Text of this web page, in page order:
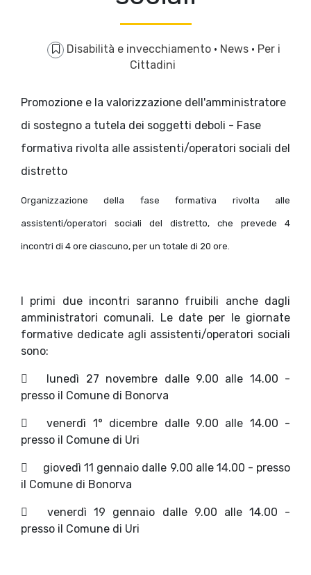
Disabilità e invecchiamento · News · Per i
Cittadini
Promozione e la valorizzazione dell'amministratore
di sostegno a tutela dei soggetti deboli - Fase
formativa rivolta alle assistenti/operatori sociali del
distretto
Organizzazione della fase formativa rivolta alle
assistenti/operatori sociali del distretto, che prevede 4
incontri di 4 ore ciascuno, per un totale di 20 ore.
I primi due incontri saranno fruibili anche dagli
amministratori comunali. Le date per le giornate
formative dedicate agli assistenti/operatori sociali
sono:

lunedì 27 novembre dalle 9.00 alle 14.00 -
presso il Comune di Bonorva

venerdì 1° dicembre dalle 9.00 alle 14.00 -
presso il Comune di Uri

giovedì 11 gennaio dalle 9.00 alle 14.00 - presso
il Comune di Bonorva

venerdì 19 gennaio dalle 9.00 alle 14.00 -
presso il Comune di Uri